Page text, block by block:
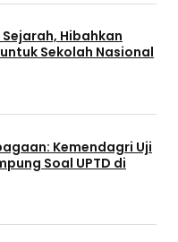
Hibahkan
Sekolah Nasional
Kemendagri Uji
Soal UPTD di